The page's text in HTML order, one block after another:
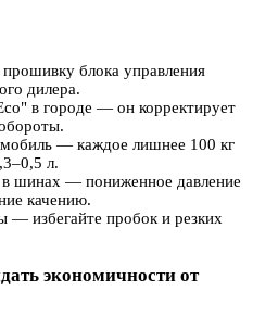
прошивку блока управления
дилера.
в городе — он корректирует
— каждое лишнее 100 кг
л.
в шинах — пониженное давление
качению.
избегайте пробок и резких
экономичности от